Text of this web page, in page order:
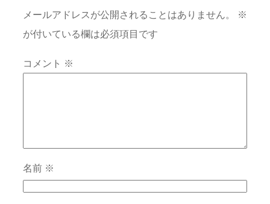
メールアドレスが公開されることはありません。
※
が付いている欄は必須項目です
コメント ※
名前 ※